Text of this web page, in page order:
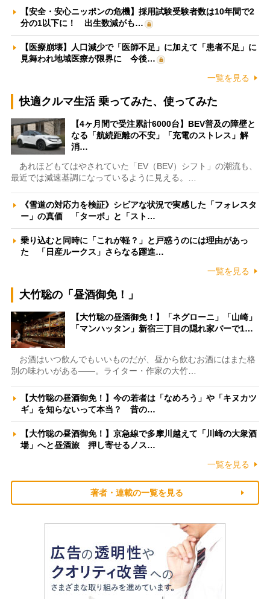
【安全・安心ニッポンの危機】採用試験受験者数は10年間で2
分の1以下に！ 出生数減がも…
【医療崩壊】人口減少で「医師不足」に加えて「患者不足」に
見舞われ地域医療が限界に 今後…
一覧を見る
快適クルマ生活 乗ってみた、使ってみた
【4ヶ月間で受注累計6000台】BEV普及の障壁と
なる「航続距離の不安」「充電のストレス」解
消…
あれほどもてはやされていた「EV（BEV）シフト」の潮流も、
最近では減速基調になっているように見える。…
《雪道の対応力を検証》シビアな状況で実感した「フォレスタ
ー」の真価 「ターボ」と「スト…
乗り込むと同時に「これが軽？」と戸惑うのには理由があっ
た 「日産ルークス」さらなる躍進…
一覧を見る
大竹聡の「昼酒御免！」
【大竹聡の昼酒御免！】「ネグローニ」「山崎」
「マンハッタン」新宿三丁目の隠れ家バーで1…
お酒はいつ飲んでもいいものだが、昼から飲むお酒にはまた格
別の味わいがある――。ライター・作家の大竹…
【大竹聡の昼酒御免！】今の若者は「なめろう」や「キヌカツ
ギ」を知らないって本当？ 昔の…
【大竹聡の昼酒御免！】京急線で多摩川越えて「川崎の大衆酒
場」へと昼酒旅 押し寄せるノス…
一覧を見る
著者・連載の一覧を見る